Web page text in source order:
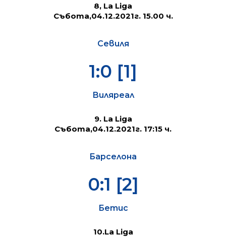
8, La Liga
Събота,04.12.2021г. 15.00 ч.
Севиля
1:0 [1]
Виляреал
9. La Liga
Събота,04.12.2021г. 17:15 ч.
Барселона
0:1 [2]
Бетис
10.La Liga